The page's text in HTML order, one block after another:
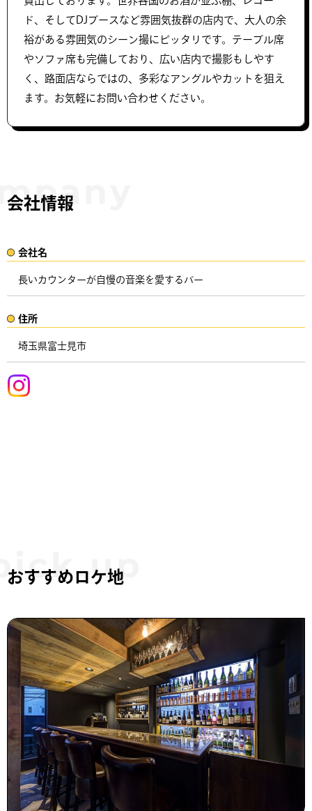
ド、そしてDJブースなど雰囲気抜群の店内で、大人の余
裕がある雰囲気のシーン撮にピッタリです。テーブル席
やソファ席も完備しており、広い店内で撮影もしやす
く、路面店ならではの、多彩なアングルやカットを狙え
ます。お気軽にお問い合わせください。
会社情報
会社名​
長いカウンターが自慢の音楽を愛するバー
住所​​
埼玉県富士見市 ​
おすすめロケ地